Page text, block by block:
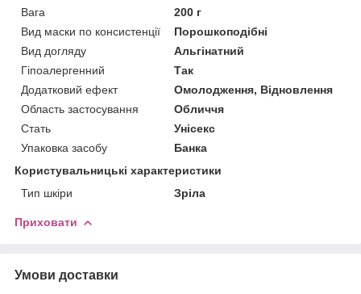
Вага
200 г
Вид маски по консистенції
Порошкоподібні
Вид догляду
Альгінатний
Гіпоалергенний
Так
Додатковий ефект
Омолодження, Відновлення
Область застосування
Обличчя
Стать
Унісекс
Упаковка засобу
Банка
Користувальницькі характеристики
Тип шкіри
Зріла
Приховати
Умови доставки